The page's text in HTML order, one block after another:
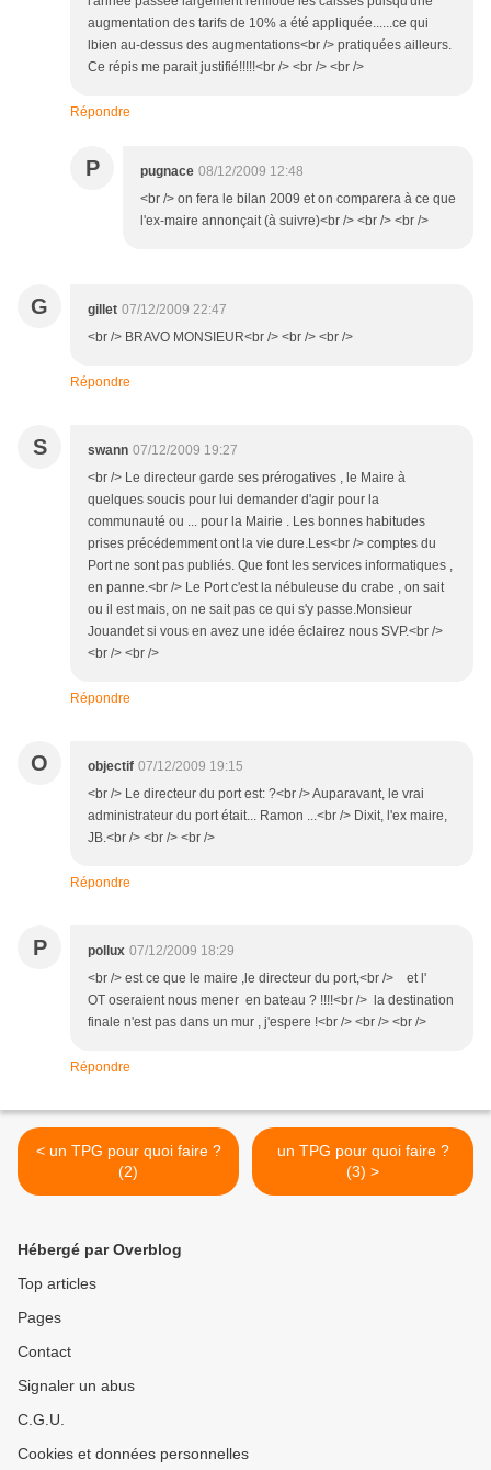
augmentation des tarifs de 10% a été appliquée......ce qui
lbien au-dessus des augmentations<br /> pratiquées ailleurs.
Ce répis me parait justifié!!!!!<br /> <br /> <br />
Répondre
P pugnace 08/12/2009 12:48
<br /> on fera le bilan 2009 et on comparera à ce que
l'ex-maire annonçait (à suivre)<br /> <br /> <br />
G gillet 07/12/2009 22:47
<br /> BRAVO MONSIEUR<br /> <br /> <br />
Répondre
S swann 07/12/2009 19:27
<br /> Le directeur garde ses prérogatives , le Maire à
quelques soucis pour lui demander d'agir pour la
communauté ou ... pour la Mairie . Les bonnes habitudes
prises précédemment ont la vie dure.Les<br /> comptes du
Port ne sont pas publiés. Que font les services informatiques ,
en panne.<br /> Le Port c'est la nébuleuse du crabe , on sait
ou il est mais, on ne sait pas ce qui s'y passe.Monsieur
Jouandet si vous en avez une idée éclairez nous SVP.<br />
<br /> <br />
Répondre
O objectif 07/12/2009 19:15
<br /> Le directeur du port est: ?<br /> Auparavant, le vrai
administrateur du port était... Ramon ...<br /> Dixit, l'ex maire,
JB.<br /> <br /> <br />
Répondre
P pollux 07/12/2009 18:29
<br /> est ce que le maire ,le directeur du port,<br /> et l'
OT oseraient nous mener en bateau ? !!!!<br /> la destination
finale n'est pas dans un mur , j'espere !<br /> <br /> <br />
Répondre
< un TPG pour quoi faire ?
(2)
un TPG pour quoi faire ?
(3) >
Hébergé par Overblog
Top articles
Pages
Contact
Signaler un abus
C.G.U.
Cookies et données personnelles